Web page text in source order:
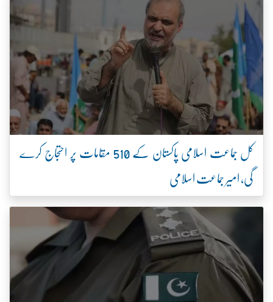
کل جماعت اسلامی پاکستان کے 510 مقامات پر احتجاج کرے
گی، امیر جماعت اسلامی